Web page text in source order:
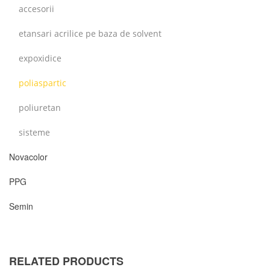
accesorii
etansari acrilice pe baza de solvent
expoxidice
poliaspartic
poliuretan
sisteme
Novacolor
PPG
Semin
RELATED PRODUCTS